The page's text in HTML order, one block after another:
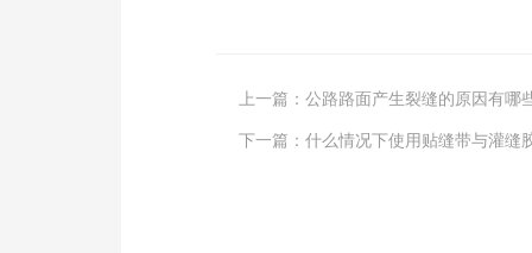
上一篇：公路路面产生裂缝的原因有哪
下一篇：什么情况下使用贴缝带与灌缝